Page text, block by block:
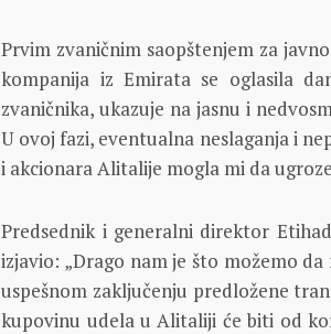
Prvim zvaničnim saopštenjem za
kompanija iz Emirata se oglasila
zvaničnika, ukazuje na jasnu i
U ovoj fazi, eventualna neslaganja i
i akcionara Alitalije mogla mi da
Predsednik i generalni direktor
izjavio: „Drago nam je što možemo
uspešnom zaključenju predložene
kupovinu udela u Alitaliji će biti od